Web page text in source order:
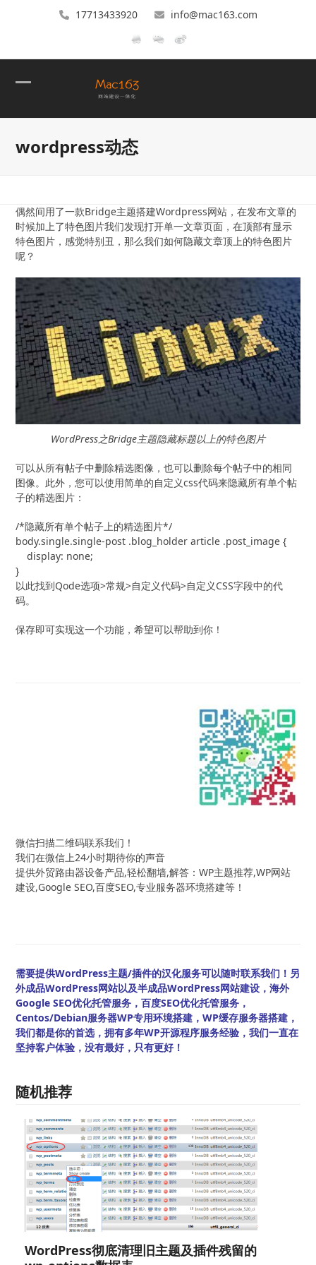
17713433920 info@mac163.com
mobile
menu
mobile
menu
wordpress动态
偶然间用了一款Bridge主题搭建Wordpress网站，在发布文章的
时候加上了特色图片我们发现打开单一文章页面，在顶部有显示
特色图片，感觉特别丑，那么我们如何隐藏文章顶上的特色图片
呢？
WordPress之Bridge主题隐藏标题以上的特色图片
可以从所有帖子中删除精选图像，也可以删除每个帖子中的相同
图像。此外，您可以使用简单的自定义css代码来隐藏所有单个帖
子的精选图片：
/*隐藏所有单个帖子上的精选图片*/
body.single.single-post .blog_holder article .post_image {
    display: none;
}
以此找到Qode选项>常规>自定义代码>自定义CSS字段中的代
码。
保存即可实现这一个功能，希望可以帮助到你！
微信扫描二维码联系我们！
我们在微信上24小时期待你的声音
提供外贸路由器设备产品,轻松翻墙,解答：WP主题推荐,WP网站
建设,Google SEO,百度SEO,专业服务器环境搭建等！
需要提供WordPress主题/插件的汉化服务可以随时联系我们！另
外成品WordPress网站以及半成品WordPress网站建设，海外
Google SEO优化托管服务，百度SEO优化托管服务，
Centos/Debian服务器WP专用环境搭建，WP缓存服务器搭建，
我们都是你的首选，拥有多年WP开源程序服务经验，我们一直在
坚持客户体验，没有最好，只有更好！
随机推荐
WordPress彻底清理旧主题及插件残留的